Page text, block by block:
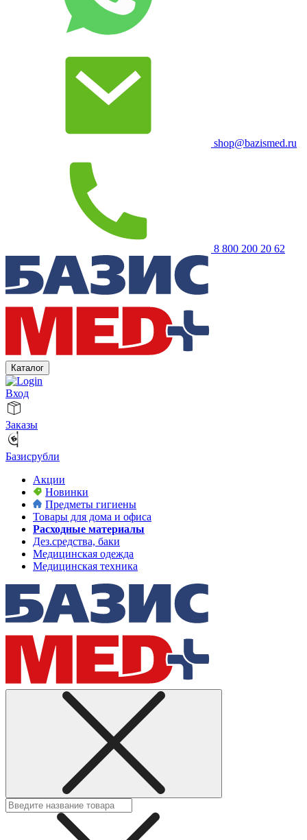
shop@bazismed.ru
8 800 200 20 62
Каталог
Вход
Заказы
Базисрубли
Акции
Новинки
Предметы гигиены
Товары для дома и офиса
Расходные материалы
Дез.средства, баки
Медицинская одежда
Медицинская техника